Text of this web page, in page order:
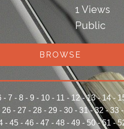
1 Views
Public
BROWSE
- 7 - 8- 9 - 10- 11 -12-13-14-
26- 27 - 28- 29 - 30-31-32-33
- 45 - 46 - 47 - 48 - 49 -50-51 -